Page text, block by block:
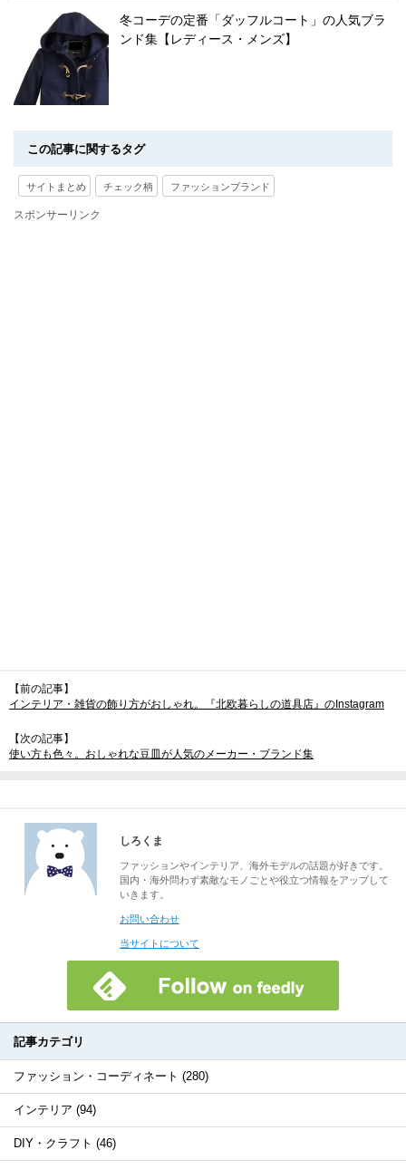
冬コーデの定番「ダッフルコート」の人気ブラ
ンド集【レディース・メンズ】
この記事に関するタグ
サイトまとめ チェック柄 ファッションブランド
スポンサーリンク
【前の記事】
インテリア・雑貨の飾り方がおしゃれ。『北欧暮らしの道具店』のInstagram
【次の記事】
使い方も色々。おしゃれな豆皿が人気のメーカー・ブランド集
しろくま
ファッションやインテリア、海外モデルの話題が好きです。
国内・海外問わず素敵なモノごとや役立つ情報をアップして
いきます。
お問い合わせ
当サイトについて
記事カテゴリ
ファッション・コーディネート (280)
インテリア (94)
DIY・クラフト (46)